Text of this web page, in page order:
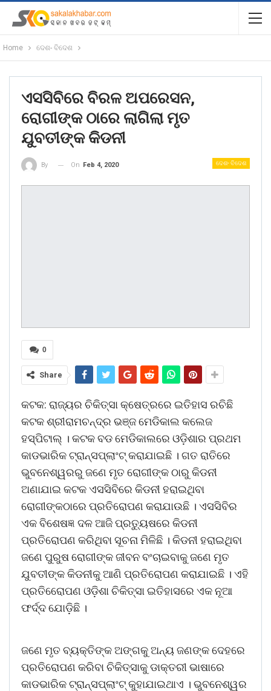
Home ଦେଶ- ବିଦେଶ
ଏସସିବିରେ ବିରଳ ଅପରେସନ,
ରୋଗୀଙ୍କ ଠାରେ ଲାଗିଲା ମୃତ
ଯୁବତୀଙ୍କ କିଡନୀ
ଦେଶ- ବିଦେଶ
By On Feb 4, 2020
0
Share
କଟକ: ରାଜ୍ୟର ଚିକିତ୍ସା କ୍ଷେତ୍ରରେ ଇତିହାସ ରଚିଛି
କଟକ ଶ୍ରୀରାମଚନ୍ଦ୍ର ଭଞ୍ଜ ମେଡିକାଲ କଲେଜ
ହସ୍ପିଟାଲ୍ । କଟକ ବଡ ମେଡିକାଲରେ ଓଡ଼ିଶାର ପ୍ରଥମ
କାଡଭାରିକ ଟ୍ରାନ୍ସପ୍ଲାଂଟ୍ କରାଯାଇଛି । ଗତ ରାତିରେ
ଭୁବନେଶ୍ୱରରୁ ଜଣେ ମୃତ ରୋଗୀଙ୍କ ଠାରୁ କିଡନୀ
ଅଣାଯାଇ କଟକ ଏସସିବିରେ କିଡନୀ ହରାଇଥିବା
ରୋଗୀଙ୍କଠାରେ ପ୍ରତିରୋପଣ କରାଯାଉଛି । ଏସସିବିର
ଏକ ବିଶେଷଜ୍ଞ ଦଳ ଆଜି ପ୍ରତ୍ୟୁଷରେ କିଡନୀ
ପ୍ରତିରୋପଣ କରିଥିବା ସୂଚନା ମିଳିଛି । କିଡନୀ ହରାଇଥିବା
ଜଣେ ପୁରୁଷ ରୋଗୀଙ୍କ ଜୀବନ ବଂଚାଇବାକୁ ଜଣେ ମୃତ
ଯୁବତୀଙ୍କ କିଡନୀକୁ ଆଣି ପ୍ରତିରୋପଣ କରାଯାଇଛି । ଏହି
ପ୍ରତିରେୋପଣ ଓଡ଼ିଶା ଚିକିତ୍ସା ଇତିହାସରେ ଏକ ନୂଆ
ଫର୍ଦ୍ଦ ଯୋଡ଼ିଛି ।
ଜଣେ ମୃତ ବ୍ୟକ୍ତିଙ୍କ ଅଙ୍ଗକୁ ଅନ୍ୟ ଜଣଙ୍କ ଦେହରେ
ପ୍ରତିରୋପଣ କରିବା ଚିକିତ୍ସାକୁ ଡାକ୍ତରୀ ଭାଷାରେ
କାଡଭାରିକ ଟ୍ରାନ୍ସପ୍ଲାଂଟ୍ କୁହାଯାଇଥାଏ । ଭୁବନେଶ୍ୱର